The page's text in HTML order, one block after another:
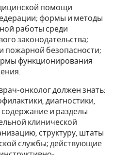
помощи
формы и методы
работы среди
законодательства;
пожарной безопасности;
функционирования
онколог должен знать:
диагностики,
и разделы
клинической
структуру, штаты
службы; действующие